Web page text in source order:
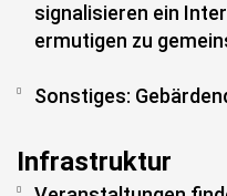
signalisieren ein
ermutigen zu
Sonstiges:
Infrastruktur